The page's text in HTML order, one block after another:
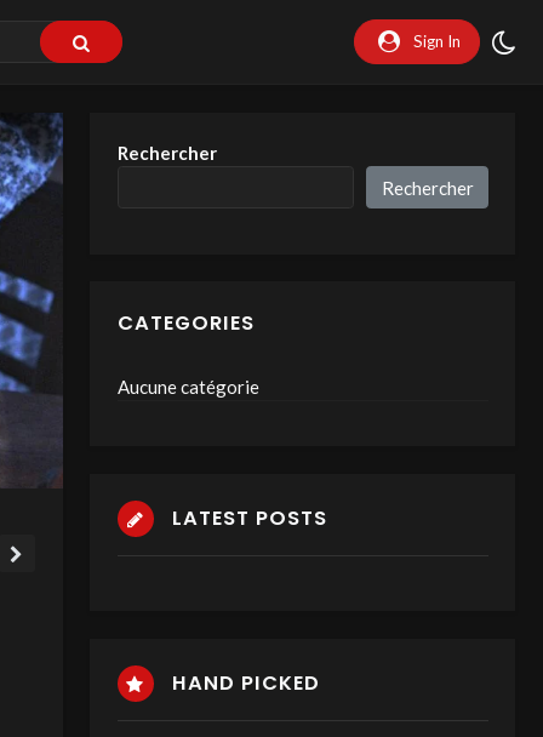
Sign In
Rechercher
Rechercher
CATEGORIES
Aucune catégorie
LATEST POSTS
HAND PICKED